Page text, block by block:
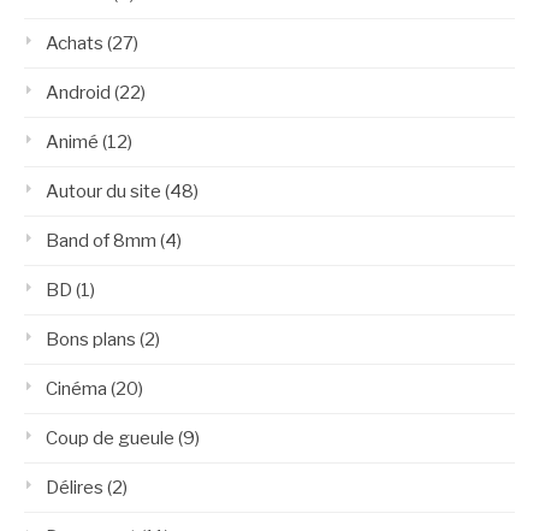
Achats (27)
Android (22)
Animé (12)
Autour du site (48)
Band of 8mm (4)
BD (1)
Bons plans (2)
Cinéma (20)
Coup de gueule (9)
Délires (2)